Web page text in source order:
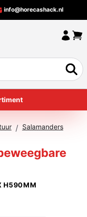
info@horecashack.nl
/ Salamanders
H590MM